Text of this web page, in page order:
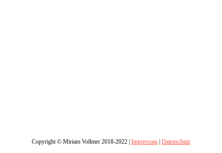
Copyright © Miriam Vollmer 2018-2022 | Impressum Datenschutz